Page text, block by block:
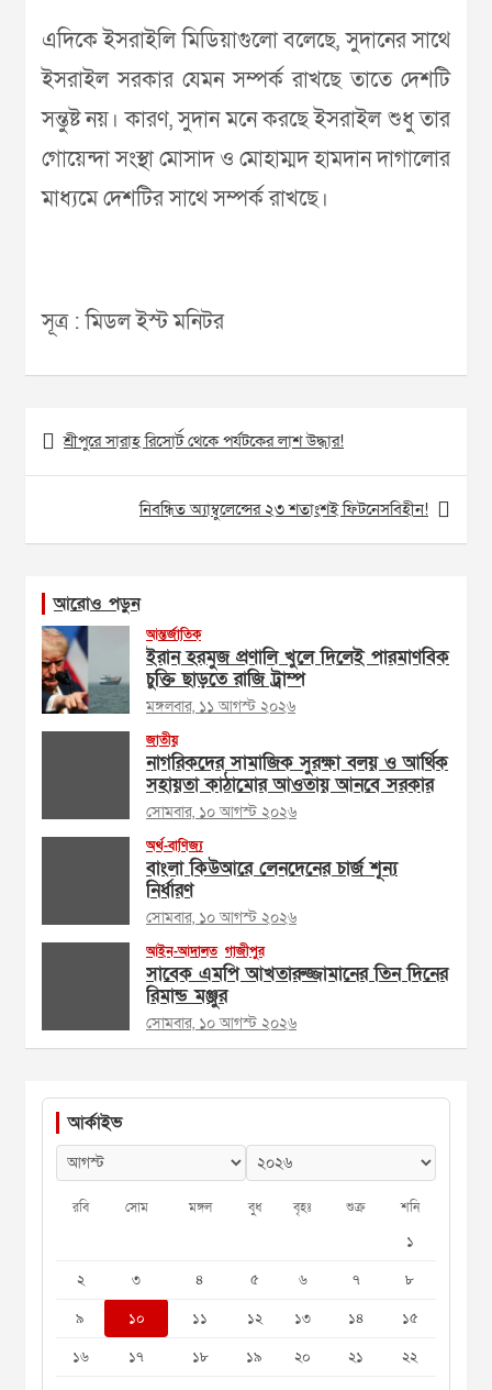
এদিকে ইসরাইলি মিডিয়াগুলো বলেছে, সুদানের সাথে
ইসরাইল সরকার যেমন সম্পর্ক রাখছে তাতে দেশটি
সন্তুষ্ট নয়। কারণ, সুদান মনে করছে ইসরাইল শুধু তার
গোয়েন্দা সংস্থা মোসাদ ও মোহাম্মদ হামদান দাগালোর
মাধ্যমে দেশটির সাথে সম্পর্ক রাখছে।
সূত্র : মিডল ইস্ট মনিটর
Post
navigation
শ্রীপুরে সারাহ রিসোর্ট থেকে পর্যটকের লাশ উদ্ধার!
নিবন্ধিত অ্যাম্বুলেন্সের ২৩ শতাংশই ফিটনেসবিহীন!
আরোও পড়ুন
আন্তর্জাতিক
ইরান হরমুজ প্রণালি খুলে দিলেই পারমাণবিক
চুক্তি ছাড়তে রাজি ট্রাম্প
মঙ্গলবার, ১১ আগস্ট ২০২৬
জাতীয়
নাগরিকদের সামাজিক সুরক্ষা বলয় ও আর্থিক
সহায়তা কাঠামোর আওতায় আনবে সরকার
সোমবার, ১০ আগস্ট ২০২৬
অর্থ-বাণিজ্য
বাংলা কিউআরে লেনদেনের চার্জ শূন্য
নির্ধারণ
সোমবার, ১০ আগস্ট ২০২৬
আইন-আদালত গাজীপুর
সাবেক এমপি আখতারুজ্জামানের তিন দিনের
রিমান্ড মঞ্জুর
সোমবার, ১০ আগস্ট ২০২৬
আর্কাইভ
রবি সোম মঙ্গল বুধ বৃহঃ শুক্র শনি
১
২
৩ ৪ ৫ ৬ ৭
৮
৯
১০ ১১ ১২ ১৩ ১৪
১৫
১৬
১৭ ১৮ ১৯ ২০ ২১
২২